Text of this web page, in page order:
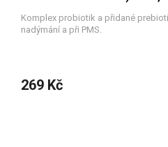
Komplex probiotik a přidané
nadýmání a při PMS.
269 Kč